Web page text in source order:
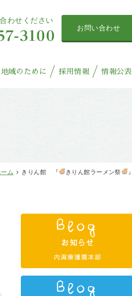
わせください
お問い合わせ
地域のために 採用情報 情報公表
ム きりん館 『 きりん館ラーメン祭 』